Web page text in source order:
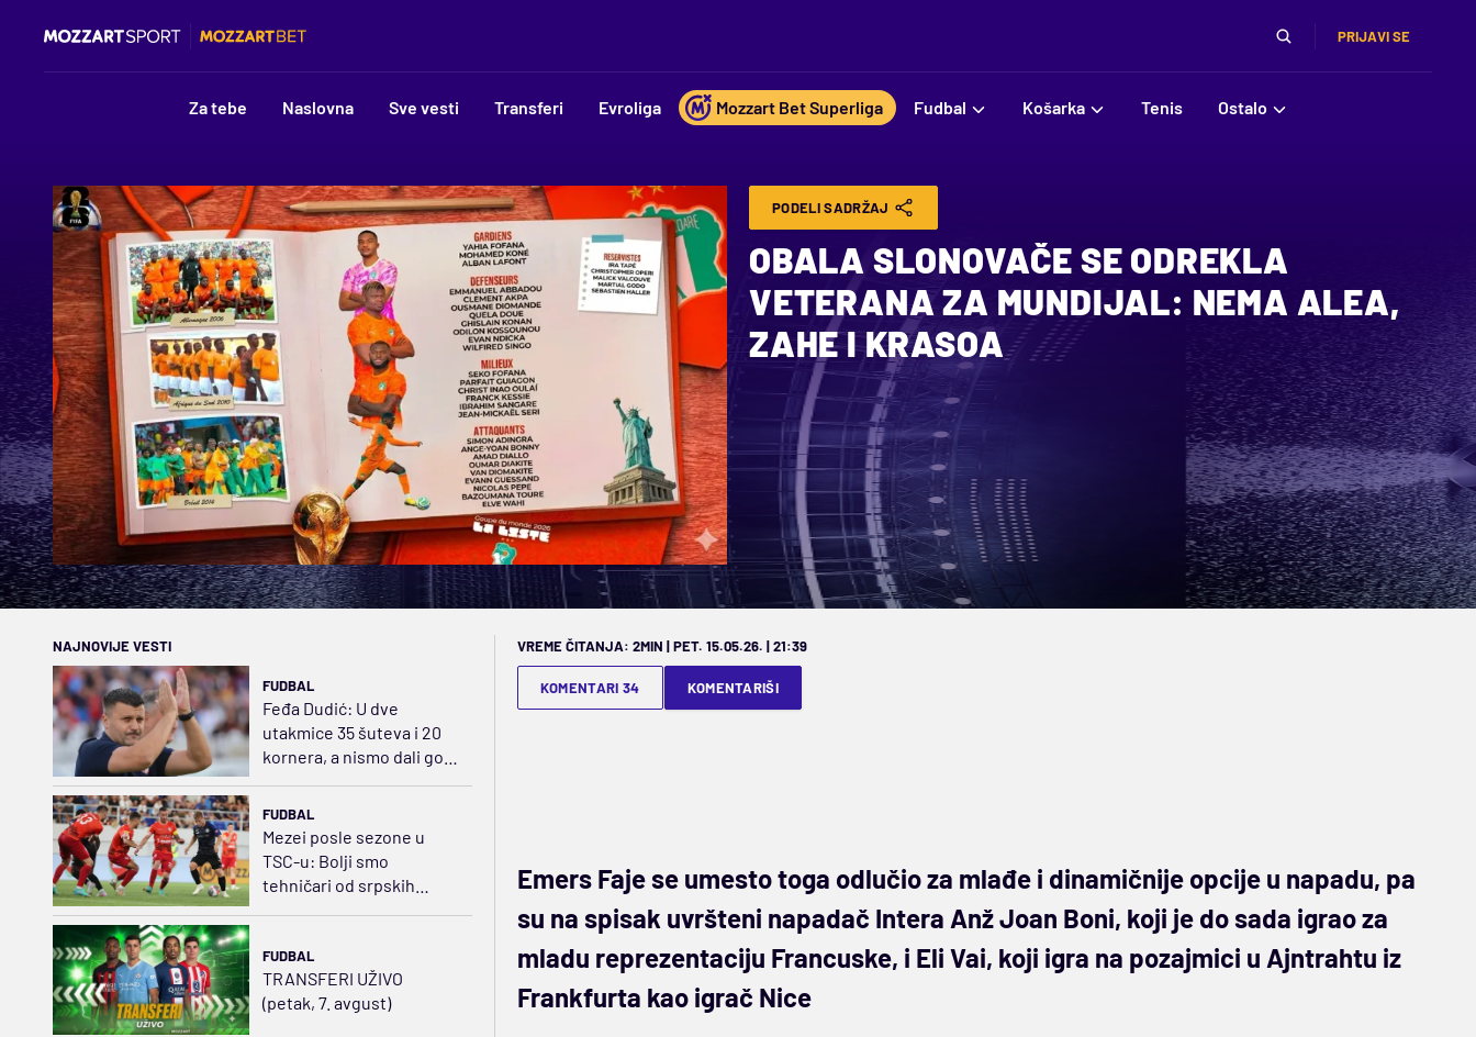
PRIJAVI SE
Za tebe Naslovna Sve vesti Transferi Evroliga Mozzart Bet Superliga Fudbal Košarka Tenis Ostalo
PODELI SADRŽAJ
OBALA SLONOVAČE SE ODREKLA
VETERANA ZA MUNDIJAL: NEMA ALEA,
ZAHE I KRASOA
NAJNOVIJE VESTI
FUDBAL
Feđa Dudić: U dve
utakmice 35 šuteva i 20
kornera, a nismo dali gol!
FUDBAL
Mezei posle sezone u
TSC-u: Bolji smo
tehničari od srpskih
FUDBAL
TRANSFERI UŽIVO
(petak, 7. avgust)
VREME ČITANJA: 2MIN | PET. 15.05.26. | 21:39
KOMENTARI 34 KOMENTARIŠI
Emers Faje se umesto toga odlučio za mlađe i dinamičnije opcije u napadu, pa
su na spisak uvršteni napadač Intera Anž Joan Boni, koji je do sada igrao za
mladu reprezentaciju Francuske, i Eli Vai, koji igra na pozajmici u Ajntrahtu iz
Frankfurta kao igrač Nice